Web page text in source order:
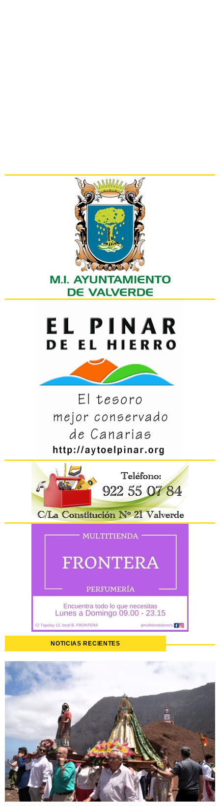
NOTICIAS RECIENTES